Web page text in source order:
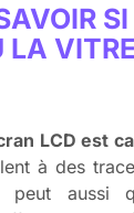
SI
LA
LCD est
à des
peut aussi